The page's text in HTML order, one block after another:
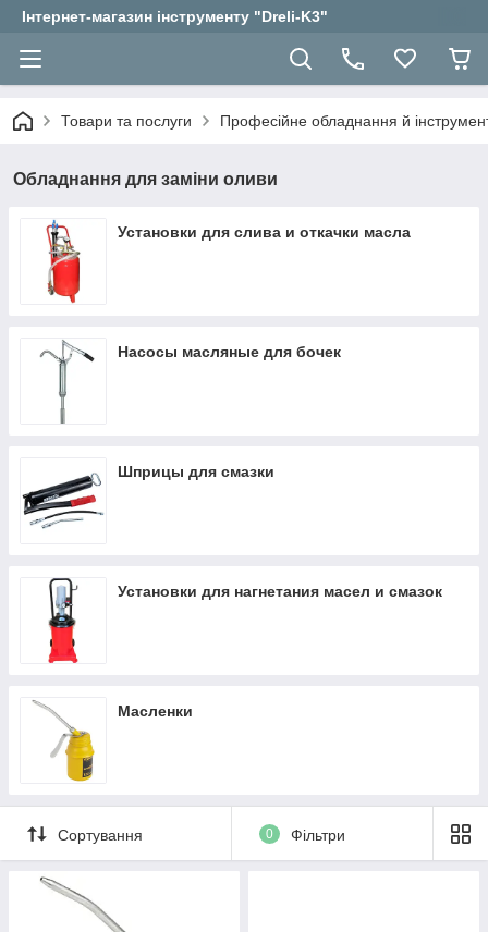
Інтернет-магазин інструменту "Dreli-K3"
Товари та послуги Професійне обладнання й
Обладнання для заміни оливи
Установки для слива и откачки масла
Насосы масляные для бочек
Шприцы для смазки
Установки для нагнетания масел и смазок
Масленки
Сортування 0 Фільтри